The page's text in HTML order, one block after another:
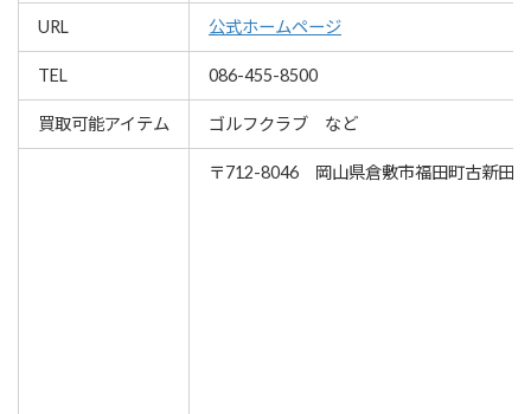
URL 公式ホームページ
TEL 086-455-8500
買取可能アイテム ゴルフクラブ など
〒712-8046 岡山県倉敷市福田町古新田